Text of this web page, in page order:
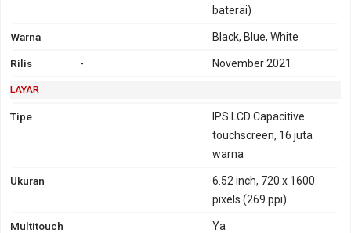
baterai)
Warna Black, Blue, White
Rilis - November 2021
LAYAR
Tipe
IPS LCD Capacitive
touchscreen, 16 juta
warna
Ukuran
6.52 inch, 720 x 1600
pixels (269 ppi)
Multitouch Ya